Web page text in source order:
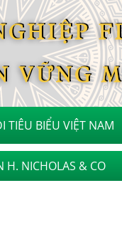
TIÊU BIỂU VIỆT NAM
H. NICHOLAS & CO